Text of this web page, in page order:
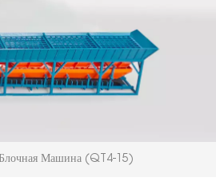
Блочная Машина (QT4-15)